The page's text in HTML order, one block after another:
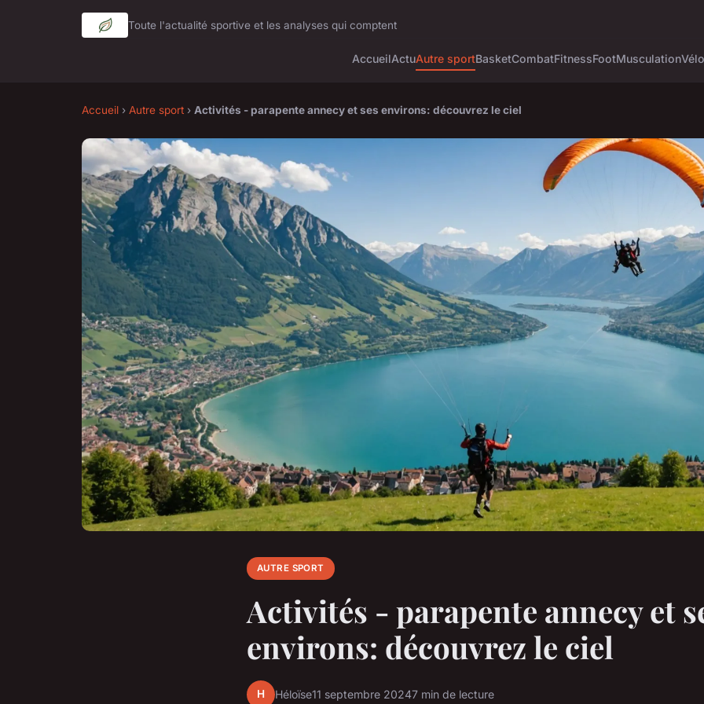
Toute l'actualité sportive et les analyses qui comptent
AccueilActuAutre sportBasketCombatFitnessFootMusculationVélo
Accueil › Autre sport › Activités - parapente annecy et ses environs: découvrez le ciel
AUTRE SPORT
Activités - parapente annecy et
environs: découvrez le ciel
H Héloïse11 septembre 20247 min de lecture